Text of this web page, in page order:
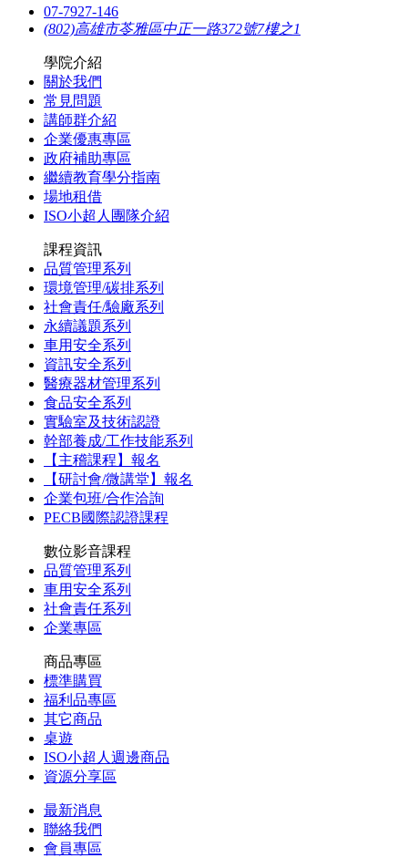
07-7927-146
(802)高雄市苓雅區中正一路372號7樓之1
學院介紹
關於我們
常見問題
講師群介紹
企業優惠專區
政府補助專區
繼續教育學分指南
場地租借
ISO小超人團隊介紹
課程資訊
品質管理系列
環境管理/碳排系列
社會責任/驗廠系列
永續議題系列
車用安全系列
資訊安全系列
醫療器材管理系列
食品安全系列
實驗室及技術認證
幹部養成/工作技能系列
【主稽課程】報名
【研討會/微講堂】報名
企業包班/合作洽詢
PECB國際認證課程
數位影音課程
品質管理系列
車用安全系列
社會責任系列
企業專區
商品專區
標準購買
福利品專區
其它商品
桌遊
ISO小超人週邊商品
資源分享區
最新消息
聯絡我們
會員專區